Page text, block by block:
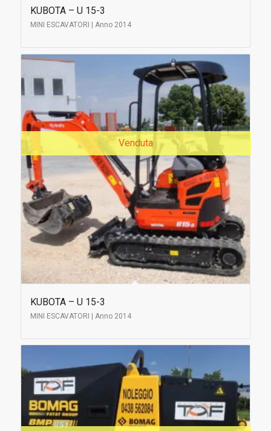
KUBOTA – U 15-3
MINI ESCAVATORI | Anno 2014
Venduta
KUBOTA – U 15-3
MINI ESCAVATORI | Anno 2014